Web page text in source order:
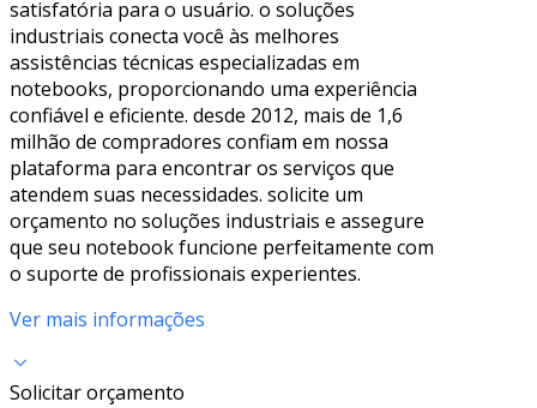
satisfatória para o usuário. o soluções
industriais conecta você às melhores
assistências técnicas especializadas em
notebooks, proporcionando uma experiência
confiável e eficiente. desde 2012, mais de 1,6
milhão de compradores confiam em nossa
plataforma para encontrar os serviços que
atendem suas necessidades. solicite um
orçamento no soluções industriais e assegure
que seu notebook funcione perfeitamente com
o suporte de profissionais experientes.
Ver mais informações
Solicitar orçamento